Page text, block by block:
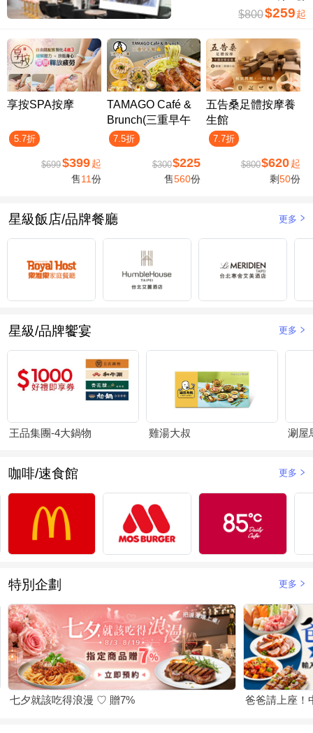
$800$259 起
享按SPA按摩
5.7折
$699$399 起
售11份
TAMAGO Café &
Brunch(三重早午
餐)
7.5折
$300$225
售560份
五告桑足體按摩養
生館
7.7折
$800$620 起
剩50份
星級飯店/品牌餐廳 更多
星級/品牌饗宴 更多
王品集團-4大鍋物 雞湯大叔 涮屋
咖啡/速食館 更多
特別企劃 更多
七夕就該吃得浪漫 ♡ 贈7% 爸爸請上座！